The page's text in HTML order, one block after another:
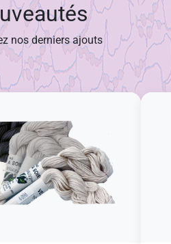
nos derniers ajouts